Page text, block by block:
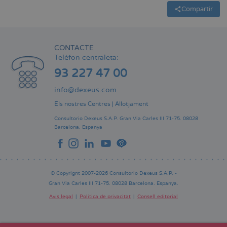
Compartir
CONTACTE
Telèfon centraleta:
93 227 47 00
info@dexeus.com
Els nostres Centres | Allotjament
Consultorio Dexeus S.A.P. Gran Via Carles III 71-75. 08028
Barcelona. Espanya
© Copyright 2007-2026 Consultorio Dexeus S.A.P. -
Gran Via Carles III 71-75. 08028 Barcelona. Espanya.
página
Avís legal Política de privacitat Consell editorial